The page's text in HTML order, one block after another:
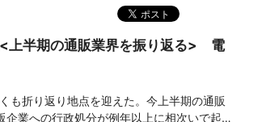
上半期の通販業界を振り返る> 電
も折り返り地点を迎えた。今上半期の通販
業への行政処分が例年以上に相次いで起き